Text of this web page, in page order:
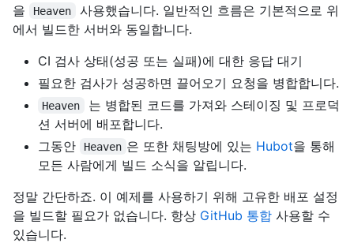
을
Heaven
사용했습니다. 일반적인 흐름은 기본적으로 위
에서 빌드한 서버와 동일합니다.
CI 검사 상태(성공 또는 실패)에 대한 응답 대기
필요한 검사가 성공하면 끌어오기 요청을 병합합니다.
Heaven
는 병합된 코드를 가져와 스테이징 및 프로덕
션 서버에 배포합니다.
그동안
Heaven 은 또한 채팅방에 있는 Hubot을 통해
모든 사람에게 빌드 소식을 알립니다.
정말 간단하죠. 이 예제를 사용하기 위해 고유한 배포 설정
을 빌드할 필요가 없습니다. 항상 GitHub 통합 사용할 수
있습니다.